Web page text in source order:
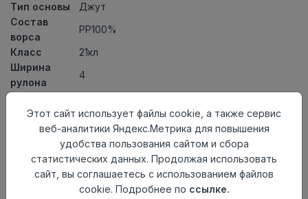
Тип основы
Джут
Состав
ворса
PP100%
Класс
21кл
Ширина
рулона
4
Вид
ковролина
Ковролин тканный
происхождения
Узбекистан
23.0 пог. м
Этот сайт использует файлы cookie, а также сервис
веб-аналитики Яндекс.Метрика для повышения
удобства пользования сайтом и сбора
статистических данных. Продолжая использовать
сайт, вы соглашаетесь с использованием файлов
cookie. Подробнее по ссылке.